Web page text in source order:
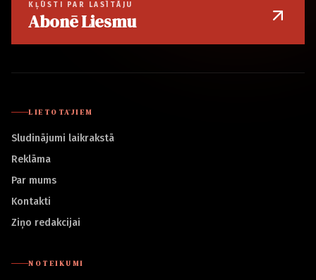
KĻŪSTI PAR LASĪTĀJU
Abonē Liesmu
LIETOTĀJIEM
Sludinājumi laikrakstā
Reklāma
Par mums
Kontakti
Ziņo redakcijai
NOTEIKUMI